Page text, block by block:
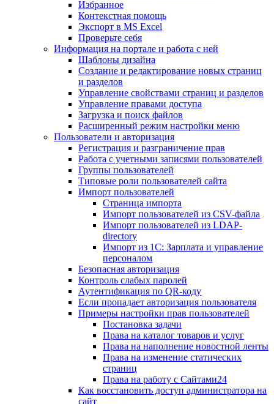
Избранное
Контекстная помощь
Экспорт в MS Excel
Проверьте себя
Информация на портале и работа с ней
Шаблоны дизайна
Создание и редактирование новых страниц
и разделов
Управление свойствами страниц и разделов
Управление правами доступа
Загрузка и поиск файлов
Расширенный режим настройки меню
Пользователи и авторизация
Регистрация и разграничение прав
Работа с учетными записями пользователей
Группы пользователей
Типовые роли пользователей сайта
Импорт пользователей
Страница импорта
Импорт пользователей из CSV-файла
Импорт пользователей из LDAP-
directory
Импорт из 1С: Зарплата и управление
персоналом
Безопасная авторизация
Контроль слабых паролей
Аутентификация по QR-коду
Если пропадает авторизация пользователя
Примеры настройки прав пользователей
Постановка задачи
Права на каталог товаров и услуг
Права на наполнение новостной ленты
Права на изменение статических
страниц
Права на работу с Сайтами24
Как восстановить доступ администратора на
сайт